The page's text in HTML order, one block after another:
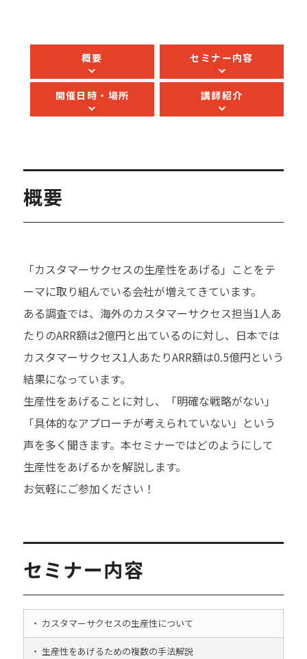
概要 セミナー内容
開催日時・場所 講師紹介
概要
「カスタマーサクセスの生産性をあげる」ことをテ
ーマに取り組んでいる会社が増えてきています。
ある調査では、海外のカスタマーサクセス担当1人あ
たりのARR額は2億円と出ているのに対し、日本では
カスタマーサクセス1人あたりARR額は0.5億円という
結果になっています。
生産性をあげることに対し、「明確な戦略がない」
「具体的なアプローチが考えられていない」という
声を多く聞きます。本セミナーではどのようにして
生産性をあげるかを解説します。
お気軽にご参加ください！
セミナー内容
・ カスタマーサクセスの生産性について
・ 生産性をあげるための複数の手法解説